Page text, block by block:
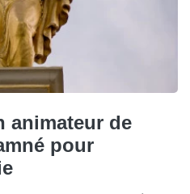
animateur de
pour